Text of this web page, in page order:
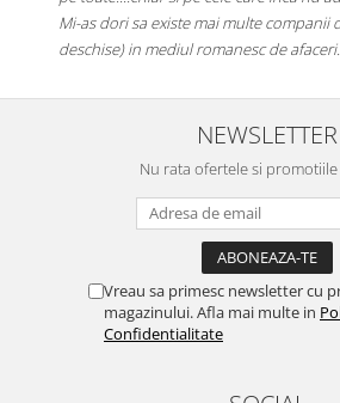
Mi-as dori sa existe mai multe companii de
deschise) in mediul romanesc de afaceri.
NEWSLETTER
Nu rata ofertele si
Vreau sa primesc newsletter cu
magazinului. Afla mai multe in
Confidentialitate